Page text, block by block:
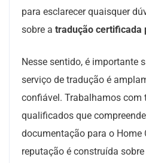
para esclarecer quaisquer
sobre a tradução certificada
Nesse sentido, é importante
serviço de tradução é
confiável. Trabalhamos com
qualificados que
documentação para o Home
reputação é construída